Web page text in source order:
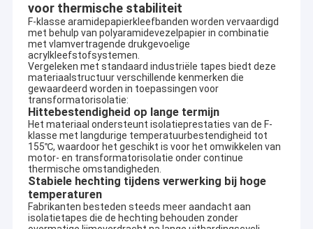
voor thermische stabiliteit
F-klasse aramidepapierkleefbanden worden vervaardigd
met behulp van polyaramidevezelpapier in combinatie
met vlamvertragende drukgevoelige
acrylkleefstofsystemen.
Vergeleken met standaard industriële tapes biedt deze
materiaalstructuur verschillende kenmerken die
gewaardeerd worden in toepassingen voor
transformatorisolatie:
Hittebestendigheid op lange termijn
Het materiaal ondersteunt isolatieprestaties van de F-
klasse met langdurige temperatuurbestendigheid tot
155℃, waardoor het geschikt is voor het omwikkelen van
motor- en transformatorisolatie onder continue
thermische omstandigheden.
Stabiele hechting tijdens verwerking bij hoge
temperaturen
Fabrikanten besteden steeds meer aandacht aan
isolatietapes die de hechting behouden zonder